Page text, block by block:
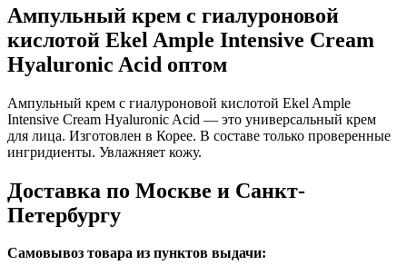
Ампульный крем с гиалуроновой
кислотой Ekel Ample Intensive Cream
Hyaluronic Acid оптом
Ампульный крем с гиалуроновой кислотой Ekel Ample
Intensive Cream Hyaluronic Acid — это универсальный крем
для лица. Изготовлен в Корее. В составе только проверенные
ингридиенты. Увлажняет кожу.
Доставка по Москве и Санкт-
Петербургу
Самовывоз товара из пунктов выдачи: